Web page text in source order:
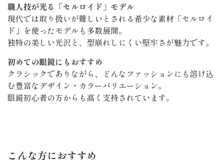
職人技が光る「セルロイド」モデル
現代では取り扱いが難しいとされる希少な素材「セルロイ
ド」を使ったモデルも多数展開。
独特の美しい光沢と、型崩れしにくい堅牢さが魅力です。
初めての眼鏡にもおすすめ
クラシックでありながら、どんなファッションにも溶け込
む豊富なデザイン・カラーバリエーション。
眼鏡初心者の方からも高く支持されています。
こんな方におすすめ